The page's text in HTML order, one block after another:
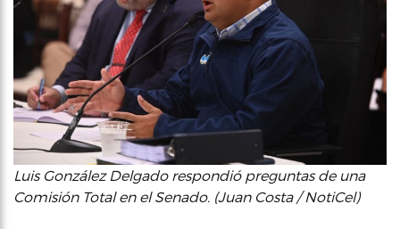
Luis González Delgado respondió preguntas de una
Comisión Total en el Senado. (Juan Costa / NotiCel)